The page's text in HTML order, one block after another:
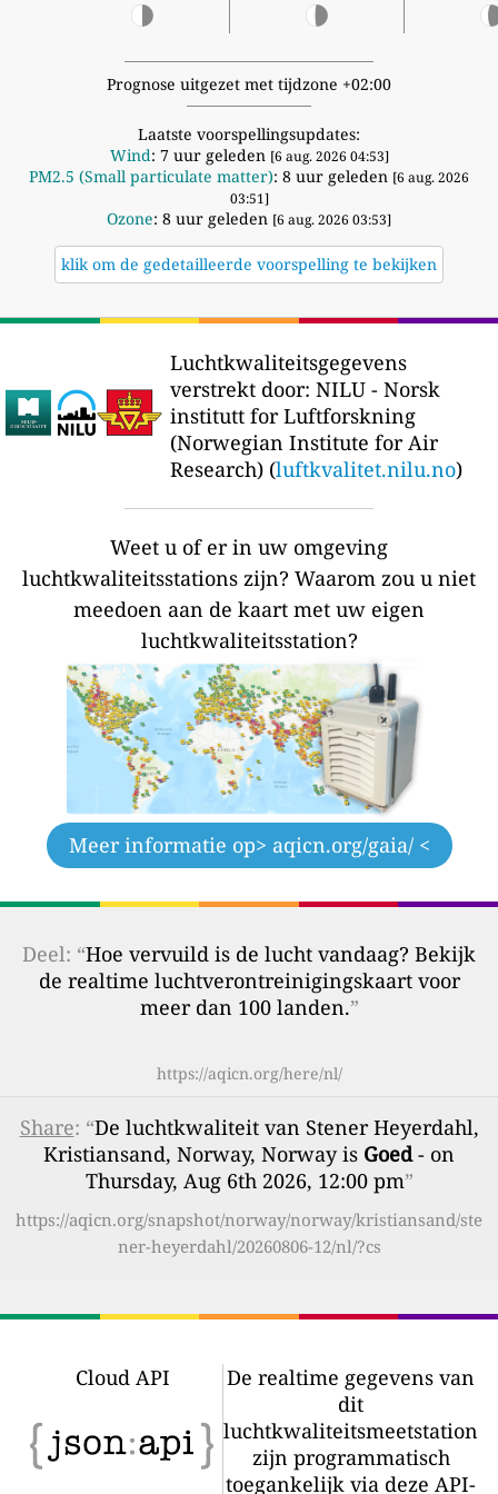
Prognose uitgezet met tijdzone +02:00
Laatste voorspellingsupdates:
Wind: 7 uur geleden [6 aug. 2026 04:53]
PM2.5 (Small particulate matter): 8 uur geleden [6 aug. 2026
03:51]
Ozone: 8 uur geleden [6 aug. 2026 03:53]
klik om de gedetailleerde voorspelling te bekijken
Luchtkwaliteitsgegevens
verstrekt door: NILU - Norsk
institutt for Luftforskning
(Norwegian Institute for Air
Research) (luftkvalitet.nilu.no)
Weet u of er in uw omgeving
luchtkwaliteitsstations zijn? Waarom zou u niet
meedoen aan de kaart met uw eigen
luchtkwaliteitsstation?
Meer informatie op> aqicn.org/gaia/ <
Deel: “Hoe vervuild is de lucht vandaag? Bekijk
de realtime luchtverontreinigingskaart voor
meer dan 100 landen.”
https://aqicn.org/here/nl/
Share: “De luchtkwaliteit van Stener Heyerdahl,
Kristiansand, Norway, Norway is Goed- on
Thursday, Aug 6th 2026, 12:00 pm”
https://aqicn.org/snapshot/norway/norway/kristiansand/ste
ner-heyerdahl/20260806-12/nl/?cs
Cloud API
De realtime gegevens van
dit
luchtkwaliteitsmeetstation
zijn programmatisch
toegankelijk via deze API-